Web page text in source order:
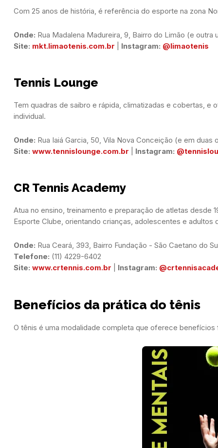
Com 25 anos de história, é referência do esporte na zona
Onde:
Site: mkt.limaotenis.com.br Instagram: @limaotenis
Tennis Lounge
Tem quadras de saibro e rápida, climatizadas e cobertas,
individual.
Onde:
Site: www.tennislounge.com.br Instagram:
CR Tennis Academy
Atua no ensino, treinamento e preparação de atletas desde
Esporte Clube, orientando crianças, adolescentes e
Onde:
Telefone:
Site: www.crtennis.com.br Instagram:
Benefícios da prática do tênis
O tênis é uma modalidade completa que oferece